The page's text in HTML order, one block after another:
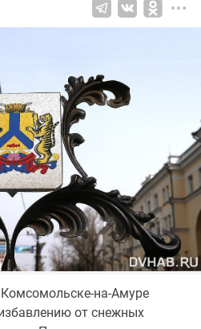
на-Амуре
от снежных